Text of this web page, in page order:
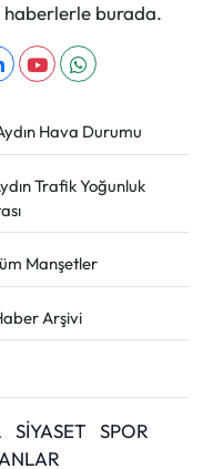
haberlerle burada.
Hava Durumu
Trafik Yoğunluk
Manşetler
Arşivi
SİYASET
SPOR